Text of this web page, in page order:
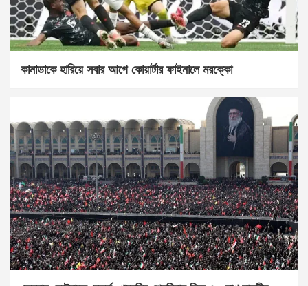
কানাডাকে হারিয়ে সবার আগে কোয়ার্টার ফাইনালে মরক্কো